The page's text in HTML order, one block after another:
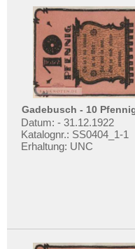
Gadebusch - 10
Datum: - 31.12.1922
Katalognr.: SS0404_1-1
Erhaltung: UNC